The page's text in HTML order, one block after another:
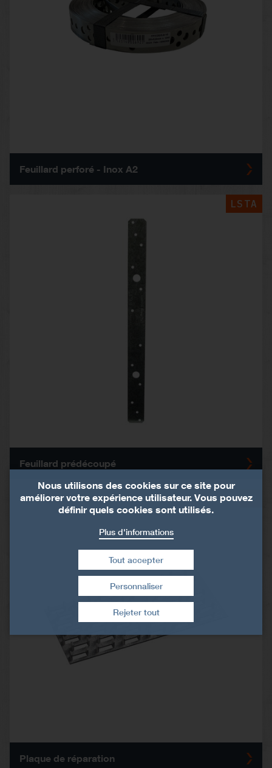
Feuillard perforé - Inox A2
LSTA
Feuillard prédécoupé
MP
Plaque de réparation
Nous utilisons des cookies sur ce site pour
améliorer votre expérience utilisateur. Vous pouvez
définir quels cookies sont utilisés.
Plus d'informations
Rejeter tout
Tout accepter
Retirer le consentement
Personnaliser